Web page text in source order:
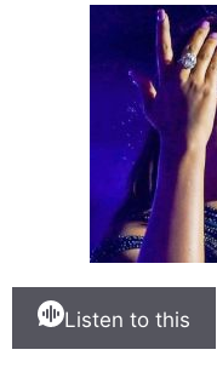
Listen to this